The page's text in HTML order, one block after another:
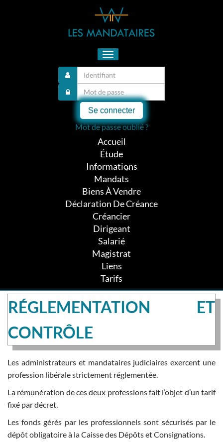
Toggle
navigation
Se connecter
Mot de passe oublié ?
Accueil
Étude
Informations
Mandats
Biens À Vendre
Déclaration De Créance
Créancier
Dirigeant
Salarié
Magistrat
Liens
Tarifs
RÉGLEMENTATION ET
CONTRÔLE
Les administrateurs et mandataires judiciaires exercent une
profession libérale strictement réglementée.
La rémunération de ces deux professions fait l’objet d’un tarif
fixé par décret.
Les fonds gérés par les professionnels sont sécurisés par le
dépôt obligatoire à la Caisse des Dépôts et Consignations.